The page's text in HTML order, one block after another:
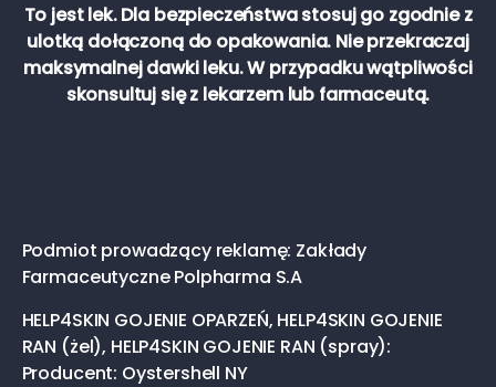
To jest lek. Dla bezpieczeństwa stosuj go zgodnie z
ulotką dołączoną do opakowania. Nie przekraczaj
maksymalnej dawki leku. W przypadku wątpliwości
skonsultuj się z lekarzem lub farmaceutą.
Podmiot prowadzący reklamę: Zakłady
Farmaceutyczne Polpharma S.A
HELP4SKIN GOJENIE OPARZEŃ, HELP4SKIN GOJENIE
RAN (żel), HELP4SKIN GOJENIE RAN (spray):
Producent: Oystershell NY